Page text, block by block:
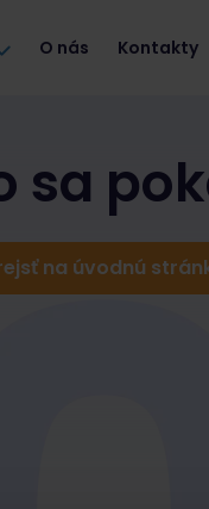
O nás Kontakty
sa
na úvodnú